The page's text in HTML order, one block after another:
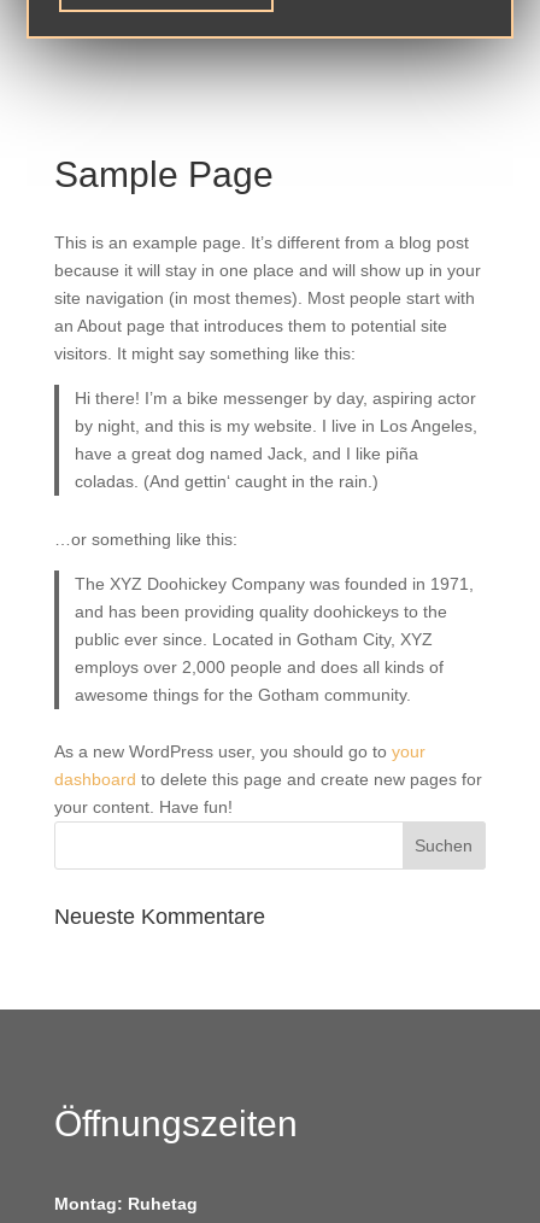
Sample Page
This is an example page. It’s different from a blog post
because it will stay in one place and will show up in your
site navigation (in most themes). Most people start with
an About page that introduces them to potential site
visitors. It might say something like this:
Hi there! I’m a bike messenger by day, aspiring actor
by night, and this is my website. I live in Los Angeles,
have a great dog named Jack, and I like piña
coladas. (And gettin‘ caught in the rain.)
…or something like this:
The XYZ Doohickey Company was founded in 1971,
and has been providing quality doohickeys to the
public ever since. Located in Gotham City, XYZ
employs over 2,000 people and does all kinds of
awesome things for the Gotham community.
As a new WordPress user, you should go to your
dashboard to delete this page and create new pages for
your content. Have fun!
Neueste Kommentare
Öffnungszeiten
Montag: Ruhetag